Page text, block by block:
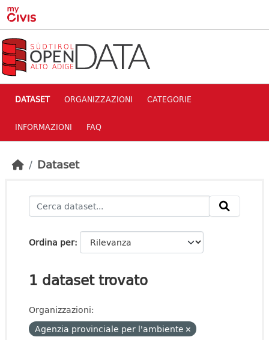
Skip to main content
DATASET ORGANIZZAZIONI CATEGORIE
INFORMAZIONI FAQ
Dataset
Ordina per
1 dataset trovato
Organizzazioni:
Agenzia provinciale per l'ambiente